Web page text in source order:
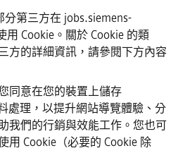
分第三方在 jobs.siemens-
用 Cookie。關於 Cookie 的類
方的詳細資訊，請參閱下方內容
同意在您的裝置上儲存
處理，以提升網站導覽體驗、分
我們的行銷與效能工作。您也可
用 Cookie（必要的 Cookie 除
·
常見問題
公司資訊
·
隱私權聲明
·
Cookie 聲明連結